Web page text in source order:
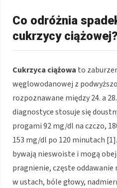
Co odróżnia
cukrzycy ciążowej?
Cukrzyca ciążowa to
węglowodanowej z
rozpoznawane między 24. a
diagnostyce stosuje się
progami 92 mg/dl na czczo,
153 mg/dl po 120 minutach
bywają nieswoiste i mogą
pragnienie, częste oddawanie
w ustach, bóle głowy,